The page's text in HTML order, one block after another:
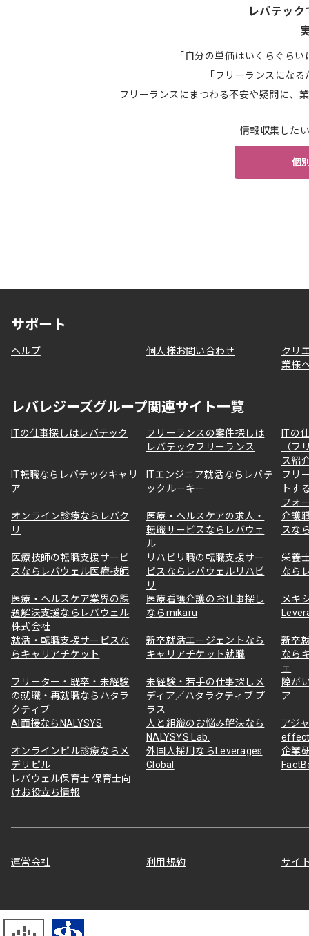
レバテッ
「自分の単価はいくらぐら
「フリーランスにな
フリーランスにまつわる不安や疑問に、
情報収集した
個
サポート
ヘルプ 個人様お問い合わせ
クリ
業様
レバレジーズグループ関連サイト一覧
ITの仕事探しはレバテック
フリーランスの案件探しは
レバテックフリーランス
ITの
（フ
ス紹
IT転職ならレバテックキャリ
ア
ITエンジニア就活ならレバテ
ックルーキー
フリ
トす
フォ
オンライン診療ならレバク
リ
医療・ヘルスケアの求人・
転職サービスならレバウェ
ル
介護
スな
医療技師の転職支援サービ
スならレバウェル医療技師
リハビリ職の転職支援サー
ビスならレバウェルリハビ
リ
栄養
なら
医療・ヘルスケア業界の課
題解決支援ならレバウェル
株式会社
医療看護介護のお仕事探し
ならmikaru
メキ
就活・転職支援サービスな
らキャリアチケット
新卒就活エージェントなら
キャリアチケット就職
新卒
なら
ェ
フリーター・既卒・未経験
の就職・再就職ならハタラ
クティブ
未経験・若手の仕事探しメ
ディア／ハタラクティブ プ
ラス
障が
ア
AI面接ならNALYSYS
人と組織のお悩み解決なら
NALYSYS Lab.
アジ
オンラインピル診療ならメ
デリピル
外国人採用ならLeverages
Global
企業
レバウェル保育士 保育士向
けお役立ち情報
運営会社 利用規約 サイ